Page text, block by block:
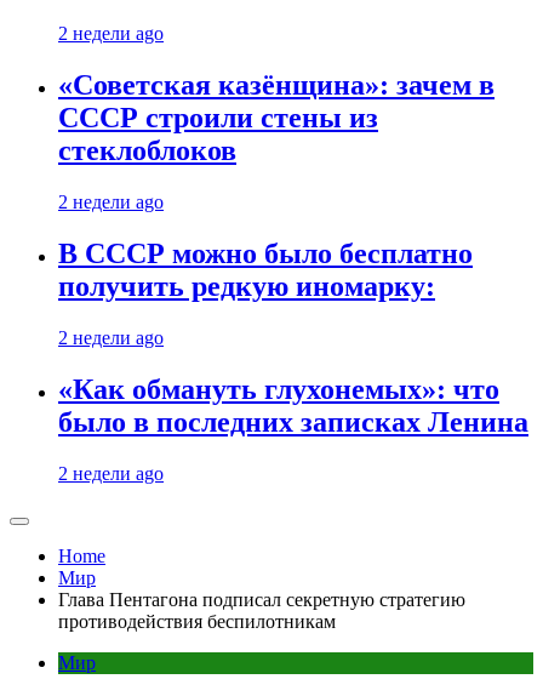
2 недели ago
«Советская казёнщина»: зачем в
СССР строили стены из
стеклоблоков
2 недели ago
В СССР можно было бесплатно
получить редкую иномарку:
2 недели ago
«Как обмануть глухонемых»: что
было в последних записках Ленина
2 недели ago
Home
Мир
Глава Пентагона подписал секретную стратегию
противодействия беспилотникам
Мир